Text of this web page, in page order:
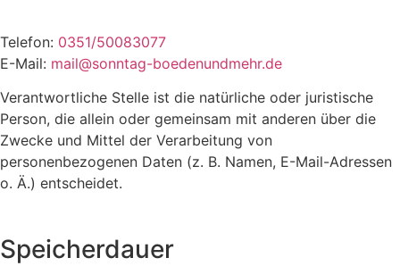
Telefon: 0351/50083077
E-Mail: mail@sonntag-boedenundmehr.de
Verantwortliche Stelle ist die natürliche oder juristische
Person, die allein oder gemeinsam mit anderen über die
Zwecke und Mittel der Verarbeitung von
personenbezogenen Daten (z. B. Namen, E-Mail-Adressen
o. Ä.) entscheidet.
Speicherdauer